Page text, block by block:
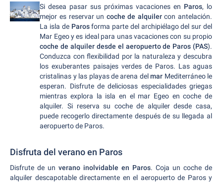
Si desea pasar sus próximas vacaciones en Paros, lo
mejor es reservar un coche de alquilercon antelación.
La isla de Parosforma parte del archipiélago del sur del
Mar Egeo y es ideal para unas vacaciones con su propio
coche de alquiler desde el aeropuerto de Paros (PAS).
Conduzca con flexibilidad por la naturaleza y descubra
los exuberantes paisajes verdes de Paros. Las aguas
cristalinas y las playas de arena delmar Mediterráneo le
esperan. Disfrute de deliciosas especialidades griegas
mientras explora la isla en el mar Egeo en coche de
alquiler. Si reserva su coche de alquiler desde casa,
puede recogerlo directamente después de su llegada al
aeropuerto de Paros.
Disfruta del verano en Paros
Disfrute de un verano inolvidable en Paros. Coja un coche de
alquiler descapotable directamente en el aeropuerto de Paros y